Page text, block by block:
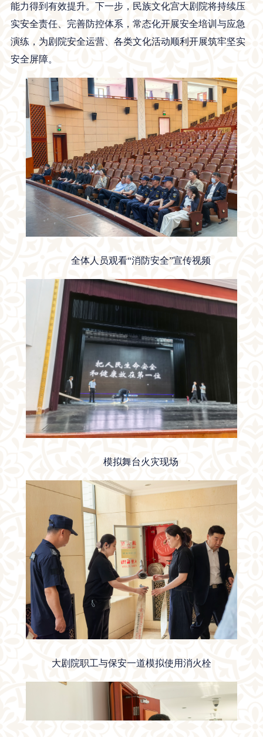
能力得到有效提升。下一步，民族文化宫大剧院将持续压
实安全责任、完善防控体系，常态化开展安全培训与应急
演练，为剧院安全运营、各类文化活动顺利开展筑牢坚实
安全屏障。
全体人员观看“消防安全”宣传视频
模拟舞台火灾现场
大剧院职工与保安一道模拟使用消火栓